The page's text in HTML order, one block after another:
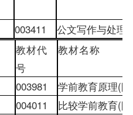
003411 公文写作与处理
教材代
号
教材名称
003981 学前教育原理(
004011 比较学前教育(